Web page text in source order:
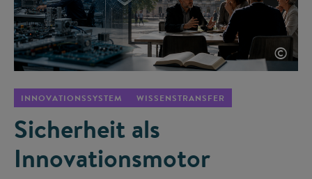
©
INNOVATIONSSYSTEM WISSENSTRANSFER
Sicherheit als
Innovationsmotor